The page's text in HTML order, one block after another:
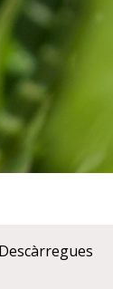
Descàrregues